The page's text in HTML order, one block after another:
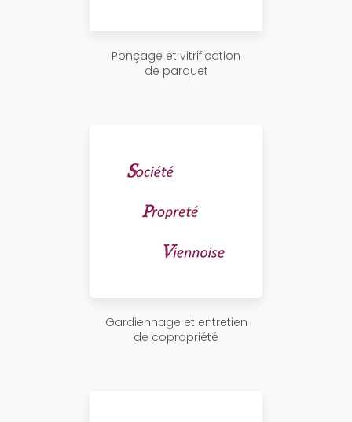
Ponçage et vitrification
de parquet
Gardiennage et entretien
de copropriété